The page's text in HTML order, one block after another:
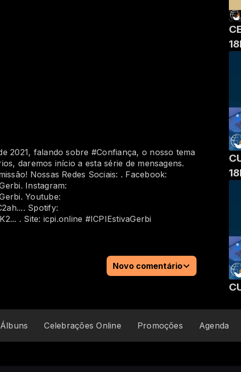
2021, falando sobre #Confiança​, o nosso tema
daremos início a esta série de mensagens.
Nossas Redes Sociais: . Facebook:
. Instagram:
. Youtube:
. Spotify:
. Site: icpi.online #ICPIEstivaGerbi​
Novo comentário
Álbuns Celebrações Online Promoções Agenda